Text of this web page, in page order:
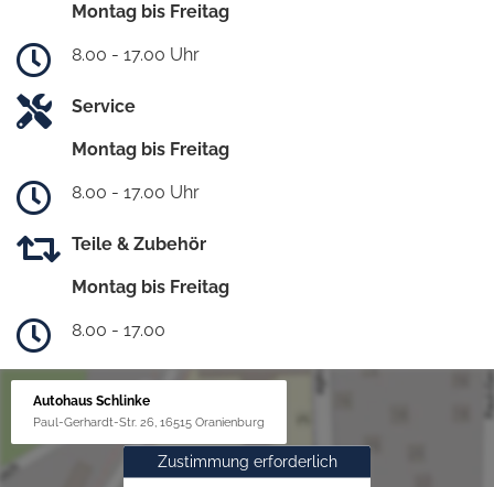
Montag bis Freitag
8.00 - 17.00 Uhr
Service
Montag bis Freitag
8.00 - 17.00 Uhr
Teile & Zubehör
Montag bis Freitag
8.00 - 17.00
Autohaus Schlinke
Paul-Gerhardt-Str. 26, 16515 Oranienburg
Zustimmung erforderlich